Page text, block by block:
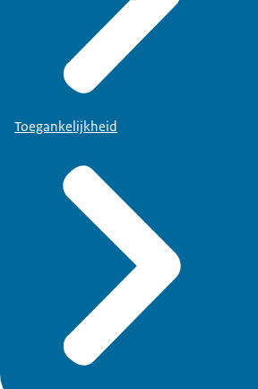
Toegankelijkheid